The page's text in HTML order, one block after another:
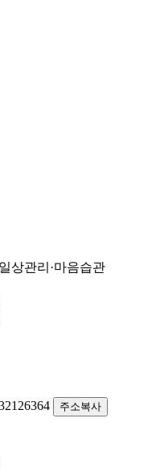
일상관리·마음습관
주소복사